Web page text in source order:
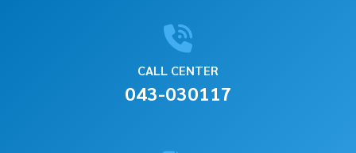
CALL CENTER
043-030117